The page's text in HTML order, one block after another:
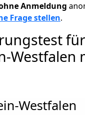
Anmeldung
Frage stellen.
für
Westfalen
Westfalen